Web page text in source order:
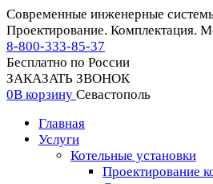
Современные инженерные
Проектирование. Комплектация.
8-800-333-85-37
Бесплатно по России
ЗАКАЗАТЬ ЗВОНОК
0В корзину Севастополь
Главная
Услуги
Котельные установки
Проектирование